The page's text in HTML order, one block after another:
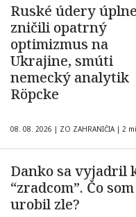
Ruské údery úplne
zničili opatrný
optimizmus na
Ukrajine, smúti
nemecký analytik
Röpcke
08. 08. 2026 | ZO ZAHRANIČIA | 2
Danko sa vyjadril
“zradcom”. Čo som
urobil zle?